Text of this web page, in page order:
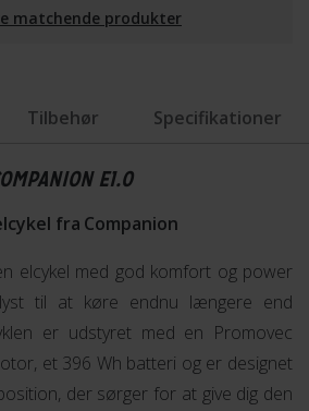
matchende produkter
Tilbehør Specifikationer
E1.0
fra Companion
elcykel med god komfort og power
til at køre endnu længere end
er udstyret med en Promovec
et 396 Wh batteri og er designet
der sørger for at give dig den